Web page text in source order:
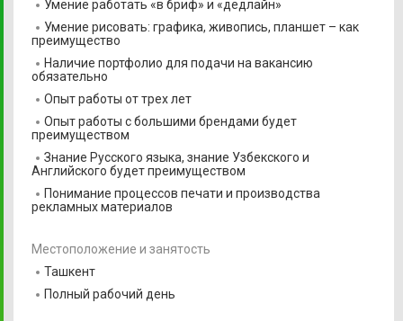
Умение работать «в бриф» и «дедлайн»
Умение рисовать: графика, живопись, планшет – как
преимущество
Наличие портфолио для подачи на вакансию
обязательно
Опыт работы от трех лет
Опыт работы с большими брендами будет
преимуществом
Знание Русского языка, знание Узбекского и
Английского будет преимуществом
Понимание процессов печати и производства
рекламных материалов
Местоположение и занятость
Ташкент
Полный рабочий день